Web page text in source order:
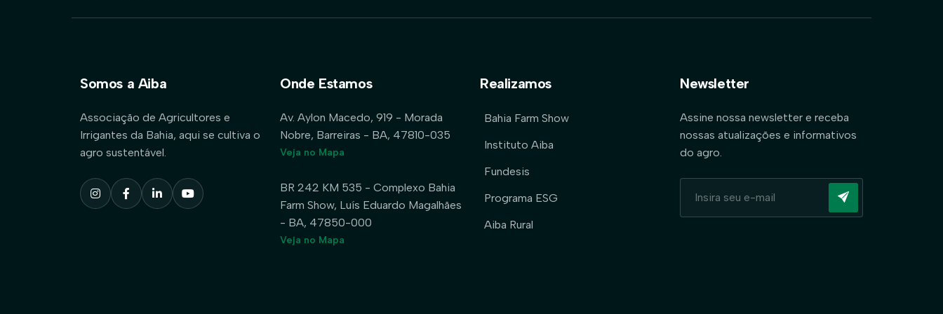
Somos a Aiba
Associação de Agricultores e
Irrigantes da Bahia, aqui se cultiva o
agro sustentável.
Onde Estamos
Av. Aylon Macedo, 919 - Morada
Nobre, Barreiras - BA, 47810-035
Veja no Mapa
BR 242 KM 535 - Complexo Bahia
Farm Show, Luís Eduardo Magalhães
- BA, 47850-000
Veja no Mapa
Realizamos
Bahia Farm Show
Instituto Aiba
Fundesis
Programa ESG
Aiba Rural
Newsletter
Assine nossa newsletter e receba
nossas atualizações e informativos
do agro.